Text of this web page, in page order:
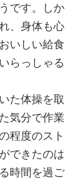
です。しか
、身体も心
いしい給食
らっしゃる
た体操を取
気分で作業
程度のスト
できたのは
時間を過ご